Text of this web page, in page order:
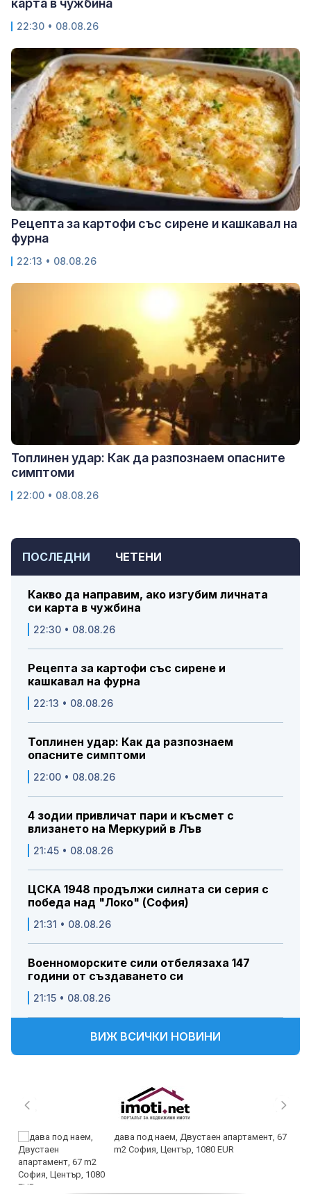
ПОСЛЕДНИ ЧЕТЕНИ
Какво да направим, ако изгубим личната
си карта в чужбина
22:30 • 08.08.26
Рецепта за картофи със сирене и
кашкавал на фурна
22:13 • 08.08.26
Топлинен удар: Как да разпознаем
опасните симптоми
22:00 • 08.08.26
4 зодии привличат пари и късмет с
влизането на Меркурий в Лъв
21:45 • 08.08.26
ЦСКА 1948 продължи силната си серия с
победа над "Локо" (София)
21:31 • 08.08.26
Военноморските сили отбелязаха 147
години от създаването си
21:15 • 08.08.26
ВИЖ ВСИЧКИ НОВИНИ
дава под наем, Двустаен апартамент, 67
m2 София, Център, 1080 EUR
карта в чужбина
22:30 • 08.08.26
Рецепта за картофи със сирене и кашкавал на
фурна
22:13 • 08.08.26
Топлинен удар: Как да разпознаем опасните
симптоми
22:00 • 08.08.26